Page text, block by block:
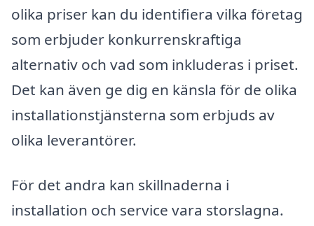
olika priser kan du identifiera vilka företag
som erbjuder konkurrenskraftiga
alternativ och vad som inkluderas i priset.
Det kan även ge dig en känsla för de olika
installationstjänsterna som erbjuds av
olika leverantörer.
För det andra kan skillnaderna i
installation och service vara storslagna.